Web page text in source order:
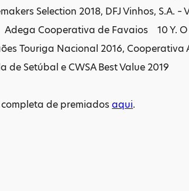
Selection 2018, DFJ Vinhos, S.A.
Cooperativa de Favaios 10 Y. O
Touriga Nacional 2016,
de Setúbal e CWSA Best Value 2019
de premiadosaqui.